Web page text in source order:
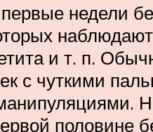
недели
и т. п.
чуткими
половине